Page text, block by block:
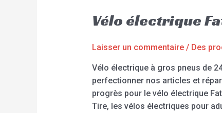
Vélo électrique
Laisser un commentaire / Des
Vélo électrique à gros pneus de
perfectionner nos articles et
progrès pour le vélo électrique
Tire, les vélos électriques pour